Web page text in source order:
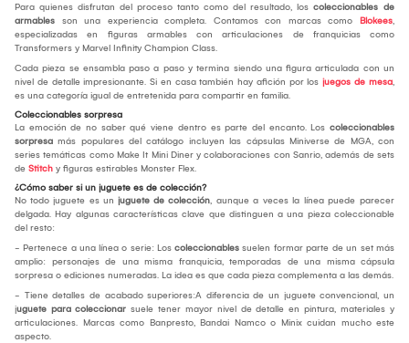
Para quienes disfrutan del proceso tanto como del resultado, los coleccionables de
armables son una experiencia completa. Contamos con marcas como Blokees,
especializadas en figuras armables con articulaciones de franquicias como
Transformers y Marvel Infinity Champion Class.
Cada pieza se ensambla paso a paso y termina siendo una figura articulada con un
nivel de detalle impresionante. Si en casa también hay afición por los juegos de mesa,
es una categoría igual de entretenida para compartir en familia.
Coleccionables sorpresa
La emoción de no saber qué viene dentro es parte del encanto. Los coleccionables
sorpresa más populares del catálogo incluyen las cápsulas Miniverse de MGA, con
series temáticas como Make It Mini Diner y colaboraciones con Sanrio, además de sets
de Stitch y figuras estirables Monster Flex.
¿Cómo saber si un juguete es de colección?
No todo juguete es un juguete de colección, aunque a veces la línea puede parecer
delgada. Hay algunas características clave que distinguen a una pieza coleccionable
del resto:
- Pertenece a una línea o serie: Los coleccionables suelen formar parte de un set más
amplio: personajes de una misma franquicia, temporadas de una misma cápsula
sorpresa o ediciones numeradas. La idea es que cada pieza complementa a las demás.
- Tiene detalles de acabado superiores:A diferencia de un juguete convencional, un
juguete para coleccionar suele tener mayor nivel de detalle en pintura, materiales y
articulaciones. Marcas como Banpresto, Bandai Namco o Minix cuidan mucho este
aspecto.